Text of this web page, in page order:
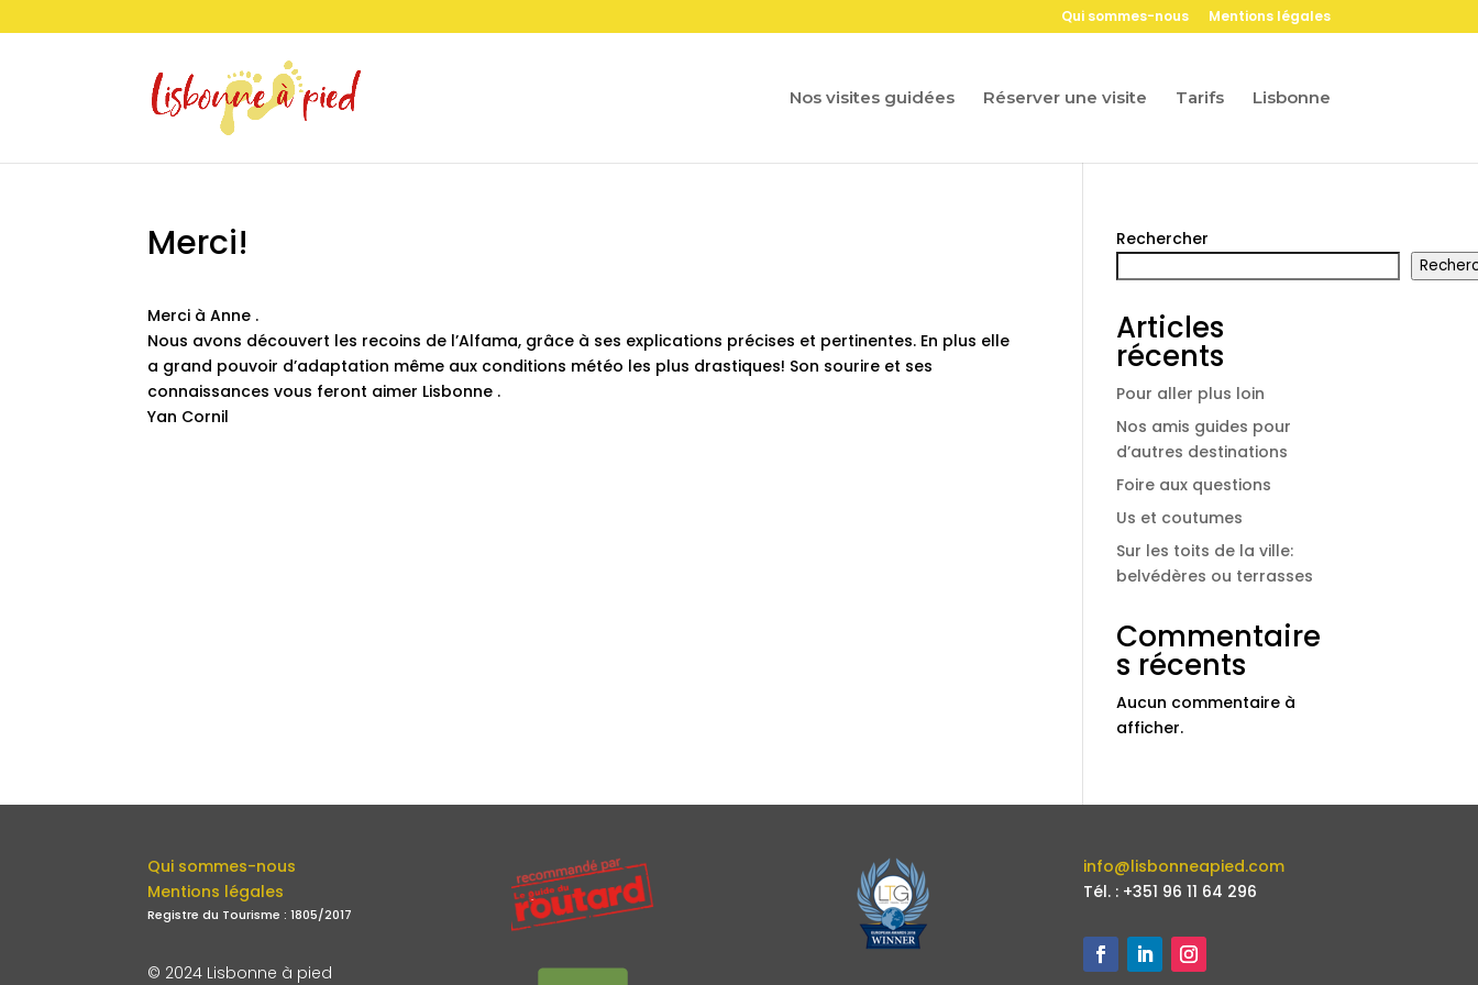
Qui sommes-nous Mentions légales
Nos visites guidées Réserver une visite Tarifs Lisbonne
Merci!
Merci à Anne .
Nous avons découvert les recoins de l’Alfama, grâce à ses explications précises et pertinentes. En plus elle
a grand pouvoir d’adaptation même aux conditions météo les plus drastiques! Son sourire et ses
connaissances vous feront aimer Lisbonne .
Yan Cornil
Rechercher
Articles
récents
Pour aller plus loin
Nos amis guides pour
d’autres destinations
Foire aux questions
Us et coutumes
Sur les toits de la ville:
belvédères ou terrasses
Commentaire
s récents
Aucun commentaire à
afficher.
Qui sommes-nous
Mentions légales
Registre du Tourisme : 1805/2017
© 2024 Lisbonne à pied
info@lisbonneapied.com
Tél. : +351 96 11 64 296